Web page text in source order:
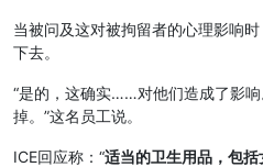
当被问及这对被拘留者的心理影响
下去。
“是的，这确实……对他们造成了影
掉。”这名员工说。
ICE回应称：“适当的卫生用品，包